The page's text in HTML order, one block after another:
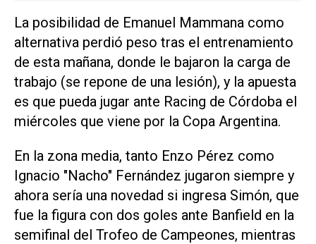
La posibilidad de Emanuel Mammana como
alternativa perdió peso tras el entrenamiento
de esta mañana, donde le bajaron la carga de
trabajo (se repone de una lesión), y la apuesta
es que pueda jugar ante Racing de Córdoba el
miércoles que viene por la Copa Argentina.
En la zona media, tanto Enzo Pérez como
Ignacio "Nacho" Fernández jugaron siempre y
ahora sería una novedad si ingresa Simón, que
fue la figura con dos goles ante Banfield en la
semifinal del Trofeo de Campeones, mientras